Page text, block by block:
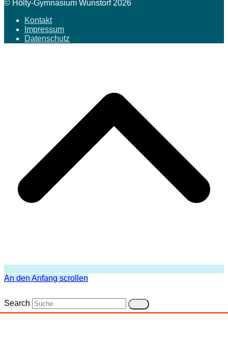
© Hölty-Gymnasium Wunstorf 2026
Kontakt
Impressum
Datenschutz
An den Anfang scrollen
Search